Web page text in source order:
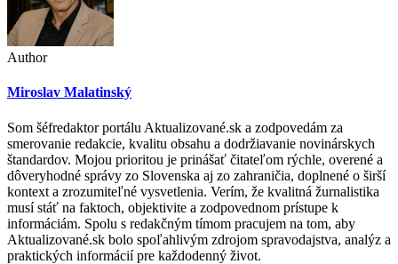
Author
Miroslav Malatinský
Som šéfredaktor portálu Aktualizované.sk a zodpovedám za
smerovanie redakcie, kvalitu obsahu a dodržiavanie novinárskych
štandardov. Mojou prioritou je prinášať čitateľom rýchle, overené a
dôveryhodné správy zo Slovenska aj zo zahraničia, doplnené o širší
kontext a zrozumiteľné vysvetlenia. Verím, že kvalitná žurnalistika
musí stáť na faktoch, objektivite a zodpovednom prístupe k
informáciám. Spolu s redakčným tímom pracujem na tom, aby
Aktualizované.sk bolo spoľahlivým zdrojom spravodajstva, analýz a
praktických informácií pre každodenný život.